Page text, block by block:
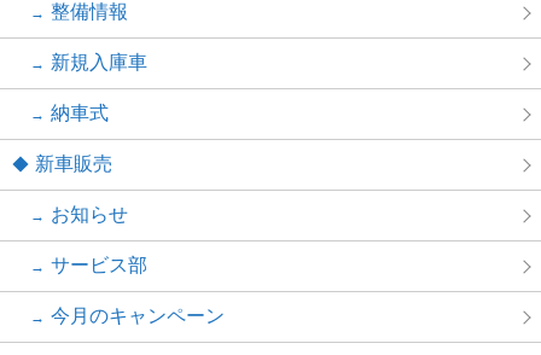
整備情報
新規入庫車
納車式
新車販売
お知らせ
サービス部
今月のキャンペーン